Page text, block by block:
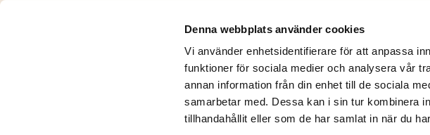
Denna webbplats använder cookies
Vi använder enhetsidentifierare för att anpassa
funktioner för sociala medier och analysera vår
annan information från din enhet till de sociala
samarbetar med. Dessa kan i sin tur kombinera
tillhandahållit eller som de har samlat in när du
vill! Fyll bara i din e-postadress här nedan. Självklart kan du när som
Detta fält används för valideringsändamål och ska lämnas
*